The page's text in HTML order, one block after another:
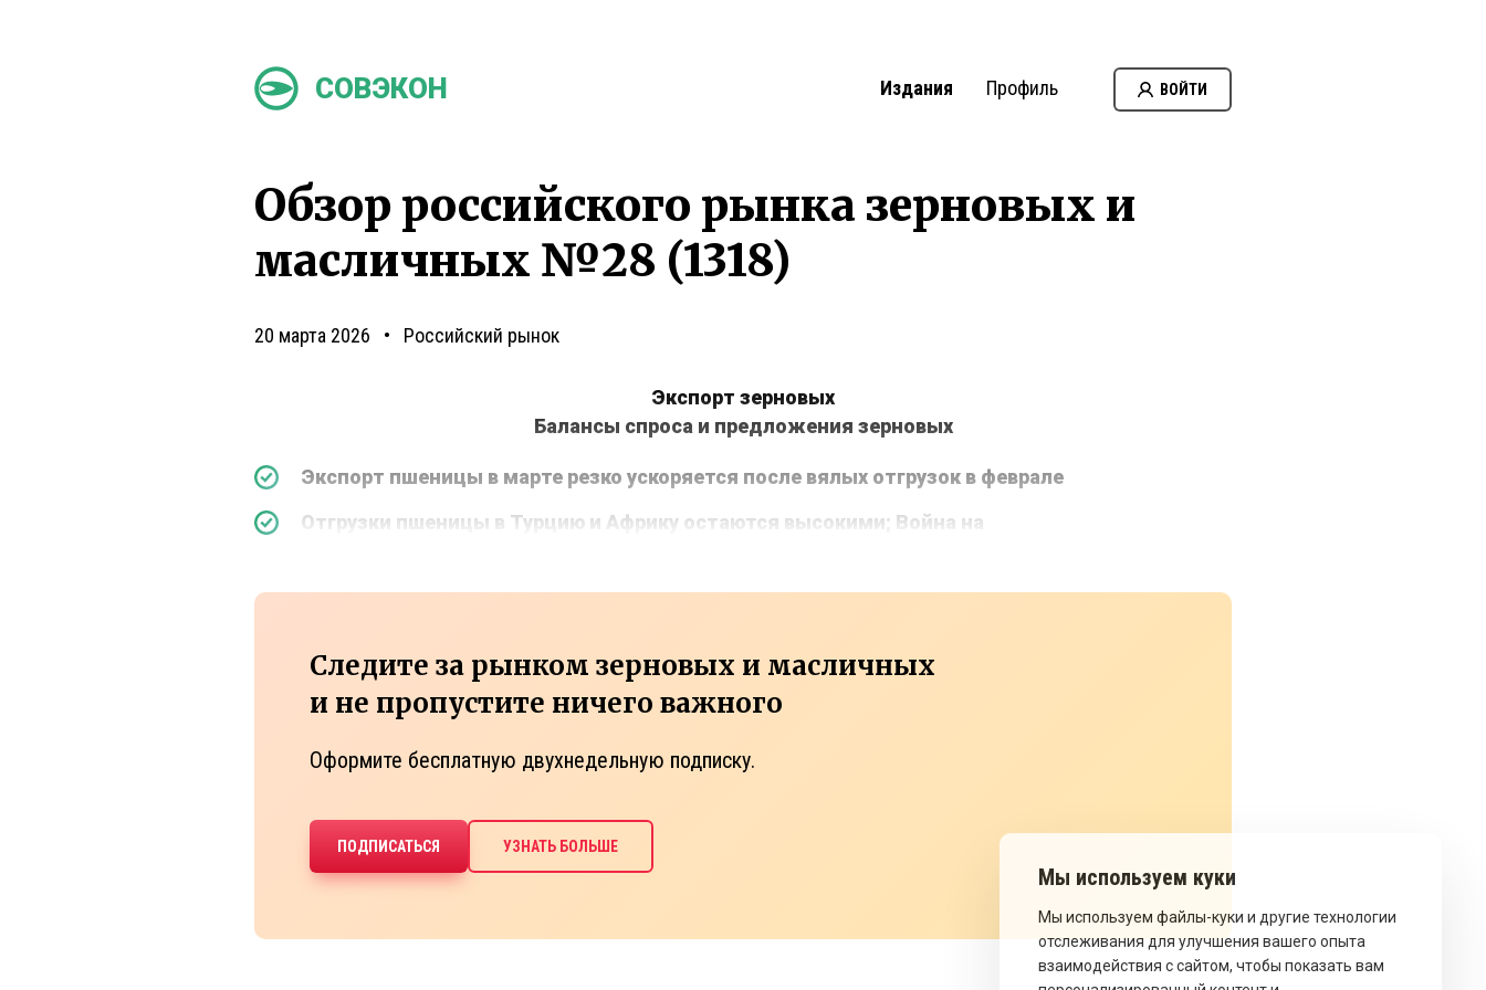
СОВЭКОН Издания Профиль ВОЙТИ
Обзор российского рынка зерновых и
масличных №28 (1318)
20 марта 2026 Российский рынок
Экспорт зерновых
Балансы спроса и предложения зерновых
Экспорт пшеницы в марте резко ускоряется после вялых отгрузок в феврале
Отгрузки пшеницы в Турцию и Африку остаются высокими; Война на
Следите за рынком зерновых и масличных
и не пропустите ничего важного
Оформите бесплатную двухнедельную подписку.